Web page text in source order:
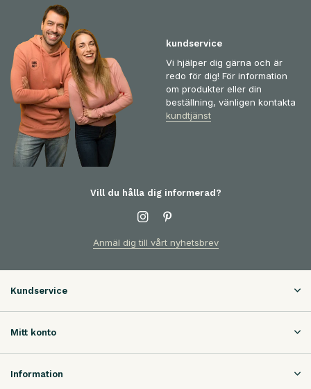
kundservice
Vi hjälper dig gärna och är
redo för dig! För information
om produkter eller din
beställning, vänligen kontakta
kundtjänst
Vill du hålla dig informerad?
Anmäl dig till vårt nyhetsbrev
Kundservice
Mitt konto
Information